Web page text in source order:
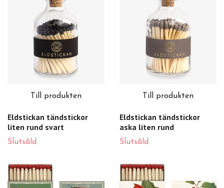
Till produkten
Eldstickan tändstickor
liten rund svart
Slutsåld
Till produkten
Eldstickan tändstickor
aska liten rund
Slutsåld